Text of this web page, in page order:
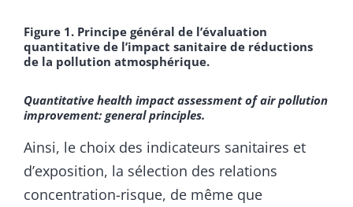
Figure 1. Principe général de l’évaluation
quantitative de l’impact sanitaire de réductions
de la pollution atmosphérique.
Quantitative health impact assessment of air pollution
improvement: general principles.
Ainsi, le choix des indicateurs sanitaires et
d’exposition, la sélection des relations
concentration-risque, de même que